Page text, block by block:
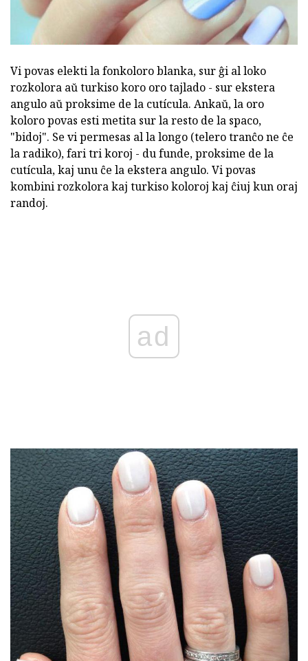
Vi povas elekti la fonkoloro blanka, sur ĝi al loko
rozkolora aŭ turkiso koro oro tajlado - sur ekstera
angulo aŭ proksime de la cutícula. Ankaŭ, la oro
koloro povas esti metita sur la resto de la spaco,
"bidoj". Se vi permesas al la longo (telero tranĉo ne ĉe
la radiko), fari tri koroj - du funde, proksime de la
cutícula, kaj unu ĉe la ekstera angulo. Vi povas
kombini rozkolora kaj turkiso koloroj kaj ĉiuj kun oraj
randoj.
ad